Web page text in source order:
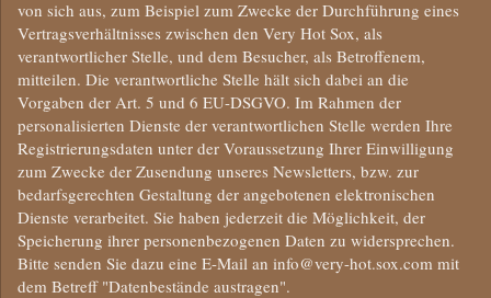
von sich aus, zum Beispiel zum Zwecke der Durchführung eines
Vertragsverhältnisses zwischen den Very Hot Sox, als
verantwortlicher Stelle, und dem Besucher, als Betroffenem,
mitteilen. Die verantwortliche Stelle hält sich dabei an die
Vorgaben der Art. 5 und 6 EU-DSGVO. Im Rahmen der
personalisierten Dienste der verantwortlichen Stelle werden Ihre
Registrierungsdaten unter der Voraussetzung Ihrer Einwilligung
zum Zwecke der Zusendung unseres Newsletters, bzw. zur
bedarfsgerechten Gestaltung der angebotenen elektronischen
Dienste verarbeitet. Sie haben jederzeit die Möglichkeit, der
Speicherung ihrer personenbezogenen Daten zu widersprechen.
Bitte senden Sie dazu eine E-Mail an info@very-hot.sox.com mit
dem Betreff "Datenbestände austragen".